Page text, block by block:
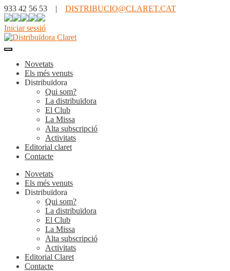
933 42 56 53 | DISTRIBUCIO@CLARET.CAT
Iniciar sessió
Novetats
Els més venuts
Distribuïdora
Qui som?
La distribuïdora
El Club
La Missa
Alta subscripció
Activitats
Editorial claret
Contacte
Novetats
Els més venuts
Distribuïdora
Qui som?
La distribuïdora
El Club
La Missa
Alta subscripció
Activitats
Editorial Claret
Contacte